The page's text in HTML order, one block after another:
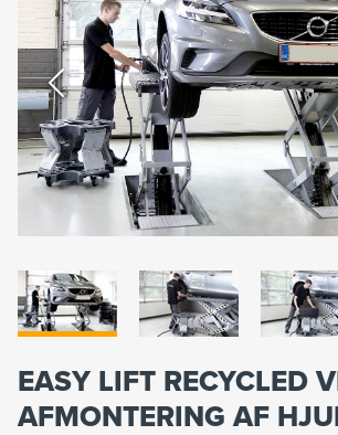
EASY LIFT RECYCLED
AFMONTERING AF